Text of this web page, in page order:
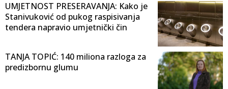
UMJETNOST PRESERAVANJA: Kako je
Stanivuković od pukog raspisivanja
tendera napravio umjetnički čin
TANJA TOPIĆ: 140 miliona razloga za
predizbornu glumu